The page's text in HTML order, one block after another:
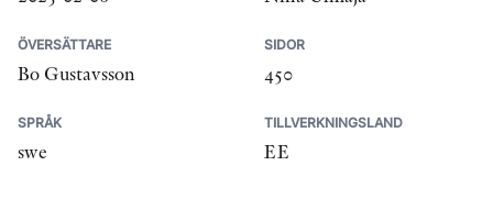
ÖVERSÄTTARE
Bo Gustavsson
SIDOR
450
SPRÅK
swe
TILLVERKNINGSLAND
EE